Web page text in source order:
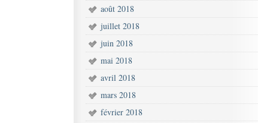
août 2018
juillet 2018
juin 2018
mai 2018
avril 2018
mars 2018
février 2018